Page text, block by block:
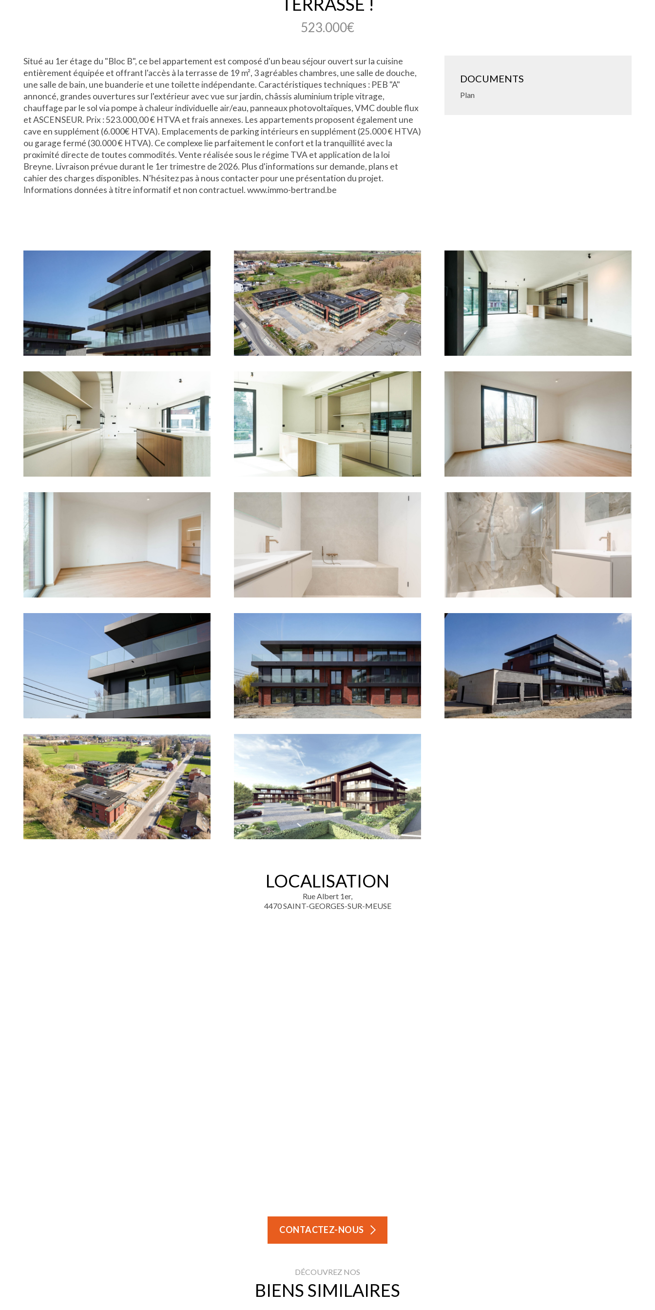
523.000€
Situé au 1er étage du "Bloc B", ce bel appartement est composé d'un beau séjour ouvert sur la cuisine
entièrement équipée et offrant l'accès à la terrasse de 19 m², 3 agréables chambres, une salle de douche,
une salle de bain, une buanderie et une toilette indépendante. Caractéristiques techniques : PEB "A"
annoncé, grandes ouvertures sur l'extérieur avec vue sur jardin, châssis aluminium triple vitrage,
chauffage par le sol via pompe à chaleur individuelle air/eau, panneaux photovoltaïques, VMC double flux
et ASCENSEUR. Prix : 523.000,00 € HTVA et frais annexes. Les appartements proposent également une
cave en supplément (6.000€ HTVA). Emplacements de parking intérieurs en supplément (25.000 € HTVA)
ou garage fermé (30.000 € HTVA). Ce complexe lie parfaitement le confort et la tranquillité avec la
proximité directe de toutes commodités. Vente réalisée sous le régime TVA et application de la loi
Breyne. Livraison prévue durant le 1er trimestre de 2026. Plus d'informations sur demande, plans et
cahier des charges disponibles. N'hésitez pas à nous contacter pour une présentation du projet.
Informations données à titre informatif et non contractuel. www.immo-bertrand.be
DOCUMENTS
Plan
LOCALISATION
Rue Albert 1er,
4470 SAINT-GEORGES-SUR-MEUSE
CONTACTEZ-NOUS
DÉCOUVREZ NOS
BIENS SIMILAIRES